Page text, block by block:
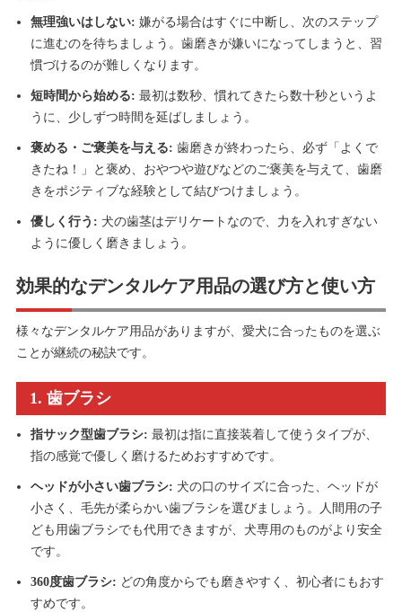
無理強いはしない: 嫌がる場合はすぐに中断し、次のステップ
に進むのを待ちましょう。歯磨きが嫌いになってしまうと、習
慣づけるのが難しくなります。
短時間から始める: 最初は数秒、慣れてきたら数十秒というよ
うに、少しずつ時間を延ばしましょう。
褒める・ご褒美を与える: 歯磨きが終わったら、必ず「よくで
きたね！」と褒め、おやつや遊びなどのご褒美を与えて、歯磨
きをポジティブな経験として結びつけましょう。
優しく行う: 犬の歯茎はデリケートなので、力を入れすぎない
ように優しく磨きましょう。
効果的なデンタルケア用品の選び方と使い方
様々なデンタルケア用品がありますが、愛犬に合ったものを選ぶ
ことが継続の秘訣です。
1. 歯ブラシ
指サック型歯ブラシ: 最初は指に直接装着して使うタイプが、
指の感覚で優しく磨けるためおすすめです。
ヘッドが小さい歯ブラシ: 犬の口のサイズに合った、ヘッドが
小さく、毛先が柔らかい歯ブラシを選びましょう。人間用の子
ども用歯ブラシでも代用できますが、犬専用のものがより安全
です。
360度歯ブラシ: どの角度からでも磨きやすく、初心者にもおす
すめです。